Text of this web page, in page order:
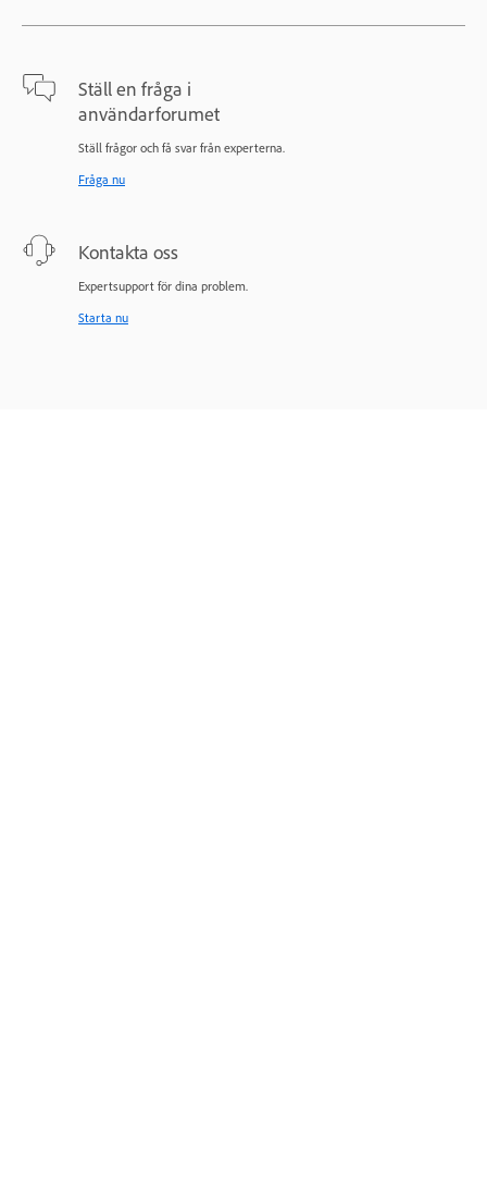
Ställ en fråga i
användarforumet
Ställ frågor och få svar från experterna.
Fråga nu
Kontakta oss
Expertsupport för dina problem.
Starta nu